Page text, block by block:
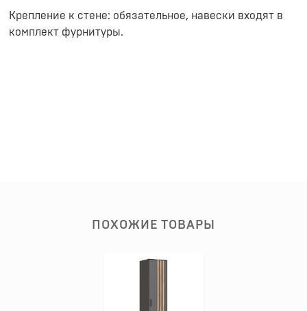
Крепление к стене: обязательное, навески входят в
комплект фурнитуры.
ПОХОЖИЕ ТОВАРЫ